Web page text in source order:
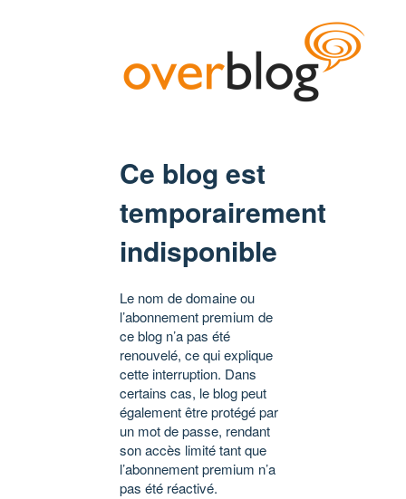
Ce blog est
temporairement
indisponible
Le nom de domaine ou
l’abonnement premium de
ce blog n’a pas été
renouvelé, ce qui explique
cette interruption. Dans
certains cas, le blog peut
également être protégé par
un mot de passe, rendant
son accès limité tant que
l’abonnement premium n’a
pas été réactivé.